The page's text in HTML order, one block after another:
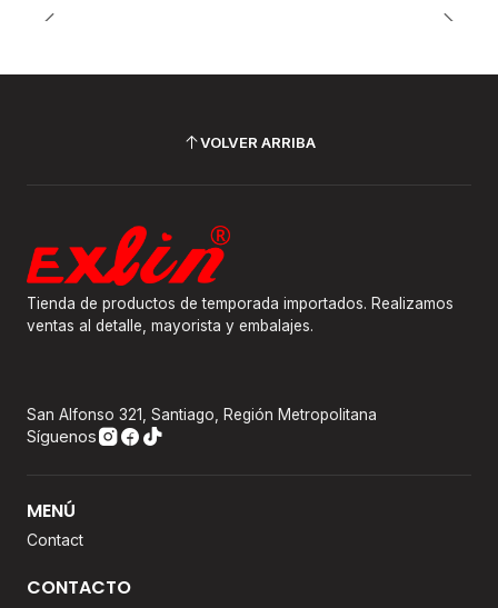
VOLVER ARRIBA
Tienda de productos de temporada importados. Realizamos
ventas al detalle, mayorista y embalajes.
San Alfonso 321, Santiago, Región Metropolitana
Síguenos
MENÚ
Contact
CONTACTO